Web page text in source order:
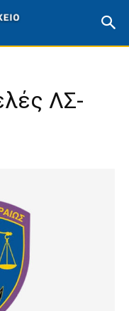
ΛΣ-